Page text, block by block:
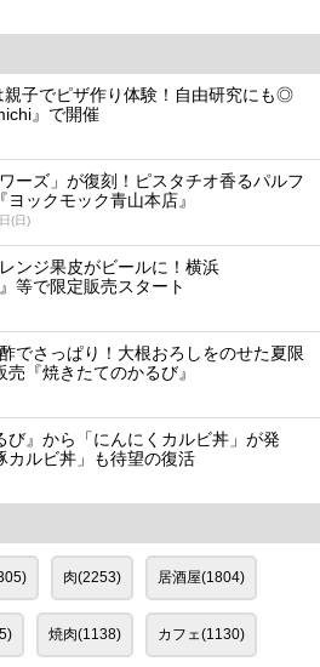
子でピザ作り体験！自由研究にも◎
』で開催
ーズ」が復刻！ピスタチオ香るパルフ
ヨックモック青山本店』
(日)
ンジ果皮がビールに！横浜
等で限定販売スタート
でさっぱり！大根おろしをのせた夏限
『焼きたてのかるび』
び』から「にんにくカルビ丼」が発
カルビ丼」も待望の復活
肉(2253) 居酒屋(1804)
焼肉(1138) カフェ(1130)